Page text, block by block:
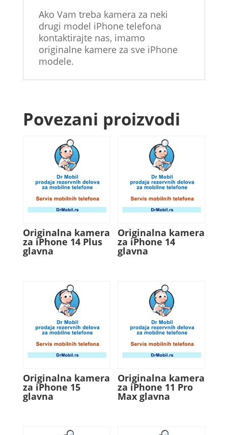
Ako Vam treba kamera za neki
drugi model iPhone telefona
kontaktirajte nas, imamo
originalne kamere za sve iPhone
modele.
Povezani proizvodi
Originalna kamera
za iPhone 14 Plus
glavna
Originalna kamera
za iPhone 14
glavna
Originalna kamera
za iPhone 15
glavna
Originalna kamera
za iPhone 11 Pro
Max glavna